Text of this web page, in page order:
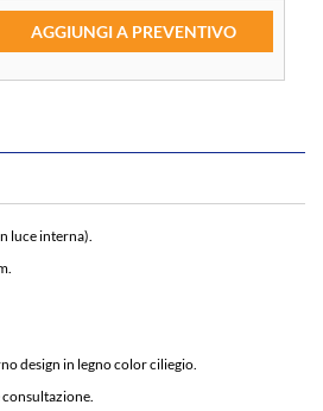
AGGIUNGI A PREVENTIVO
luce interna).
design in legno color ciliegio.